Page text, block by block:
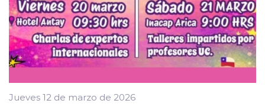
Jueves 12 de marzo de 2026